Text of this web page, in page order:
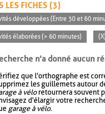
LES FICHES (3)
développées (Entre 30 et 60
élaborées (> 60 minutes)
n'a donné aucun
que l'orthographe est
les guillemets autour
à véloretournera souvent
d'élargir votre
garage à vélo.